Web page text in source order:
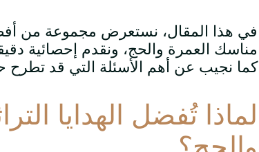
في هذا المقال، نستعرض مجموعة من أفضل
مناسك العمرة والحج، ونقدم إحصائية
كما نجيب عن أهم الأسئلة التي قد تطرح
لماذا تُفضل الهدايا